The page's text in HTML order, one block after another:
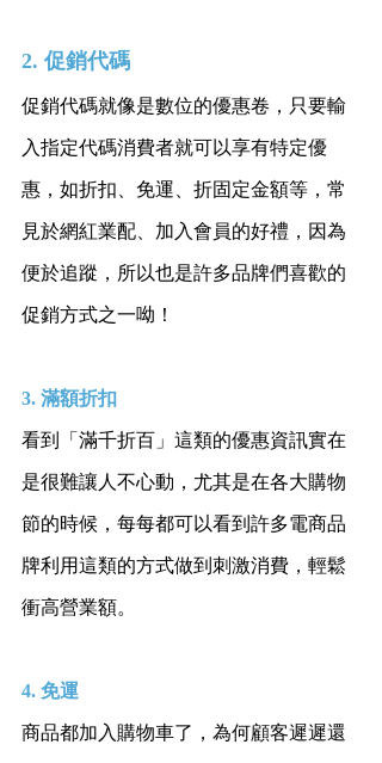
2. 促銷代碼
促銷代碼就像是數位的優惠卷，只要輸
入指定代碼消費者就可以享有特定優
惠，如折扣、免運、折固定金額等，常
見於網紅業配、加入會員的好禮，因為
便於追蹤，所以也是許多品牌們喜歡的
促銷方式之一呦！
3. 滿額折扣
看到「滿千折百」這類的優惠資訊實在
是很難讓人不心動，尤其是在各大購物
節的時候，每每都可以看到許多電商品
牌利用這類的方式做到刺激消費，輕鬆
衝高營業額。
4. 免運
商品都加入購物車了，為何顧客遲遲還